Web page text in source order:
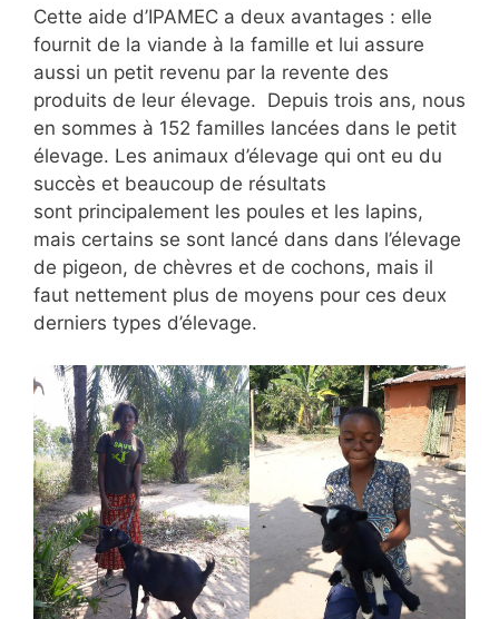
Cette aide d’IPAMEC a deux avantages : elle
fournit de la viande à la famille et lui assure
aussi un petit revenu par la revente des
produits de leur élevage. Depuis trois ans, nous
en sommes à 152 familles lancées dans le petit
élevage. Les animaux d’élevage qui ont eu du
succès et beaucoup de résultats
sont principalement les poules et les lapins,
mais certains se sont lancé dans dans l’élevage
de pigeon, de chèvres et de cochons, mais il
faut nettement plus de moyens pour ces deux
derniers types d’élevage.